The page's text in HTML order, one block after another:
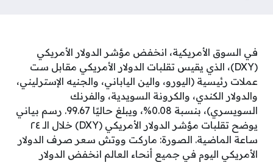
في السوق الأمريكية، انخفض مؤشر الدولار الأمريكي
(DXY)، الذي يقيس تقلبات الدولار الأمريكي مقابل ست
عملات رئيسية (اليورو، والين الياباني، والجنيه الإسترليني،
والدولار الكندي، والكرونة السويدية، والفرنك
السويسري)، بنسبة 0.08%، ويبلغ حاليًا 99.67. رسم بياني
يوضح تقلبات مؤشر الدولار الأمريكي (DXY) خلال الـ ٢٤
ساعة الماضية. الصورة: ماركت ووتش سعر صرف الدولار
الأمريكي اليوم في جميع أنحاء العالم انخفض الدولار